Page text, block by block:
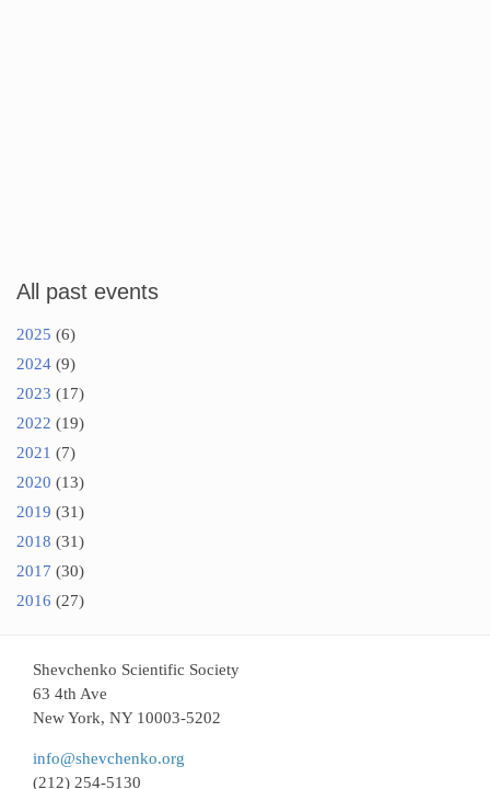
All past events
2025 (6)
2024 (9)
2023 (17)
2022 (19)
2021 (7)
2020 (13)
2019 (31)
2018 (31)
2017 (30)
2016 (27)
Shevchenko Scientific Society
63 4th Ave
New York, NY 10003-5202
info@shevchenko.org
(212) 254-5130